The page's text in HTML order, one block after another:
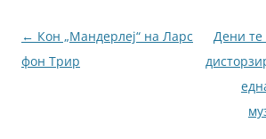
o
o
g
Навигација
за
← Кон „Мандерлеј“ на Ларс
фон Трир
Дени те